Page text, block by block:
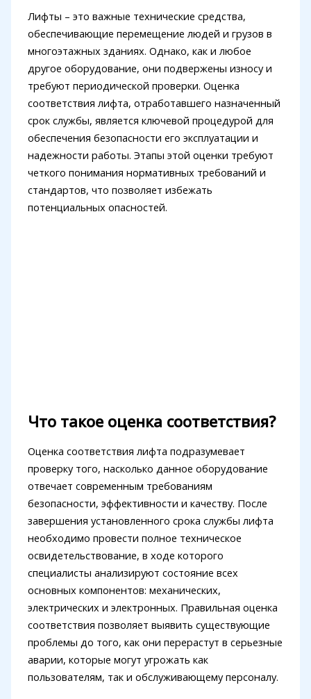
Лифты – это важные технические средства,
обеспечивающие перемещение людей и грузов в
многоэтажных зданиях. Однако, как и любое
другое оборудование, они подвержены износу и
требуют периодической проверки. Оценка
соответствия лифта, отработавшего назначенный
срок службы, является ключевой процедурой для
обеспечения безопасности его эксплуатации и
надежности работы. Этапы этой оценки требуют
четкого понимания нормативных требований и
стандартов, что позволяет избежать
потенциальных опасностей.
Что такое оценка соответствия?
Оценка соответствия лифта подразумевает
проверку того, насколько данное оборудование
отвечает современным требованиям
безопасности, эффективности и качеству. После
завершения установленного срока службы лифта
необходимо провести полное техническое
освидетельствование, в ходе которого
специалисты анализируют состояние всех
основных компонентов: механических,
электрических и электронных. Правильная оценка
соответствия позволяет выявить существующие
проблемы до того, как они перерастут в серьезные
аварии, которые могут угрожать как
пользователям, так и обслуживающему персоналу.